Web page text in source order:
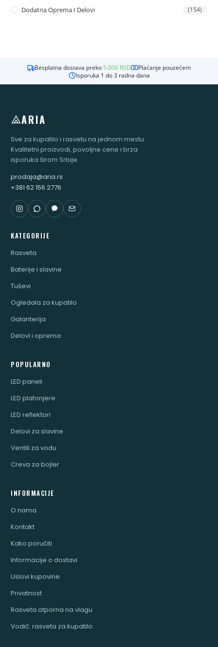
Dodatna Oprema I Delovi (154)
Besplatna dostava preko 5.000 RSD
Plaćanje pouzećem
Isporuka 1 do 3 radna dana
ARIA
Sve za kupatilo i rasvetu na jednom mestu.
Kvalitetni proizvodi, povoljne cene i brza
isporuka širom Srbije.
prodaja@aria.rs
+381 62 156 2776
KATEGORIJE
Rasveta
Baterije i slavine
Tuševi
Ogledala za kupatilo
Galanterija
Delovi i oprema
POPULARNO
LED paneli
LED plafonjere
LED reflektori
Delovi za slavine
Ventili za vodu
Creva za bojler
INFORMACIJE
O nama
Kontakt
Kako poručiti
Informacije o dostavi
Uslovi kupovine
Privatnost
Rasveta otporna na vlagu
Vodič: rasveta za kupatilo